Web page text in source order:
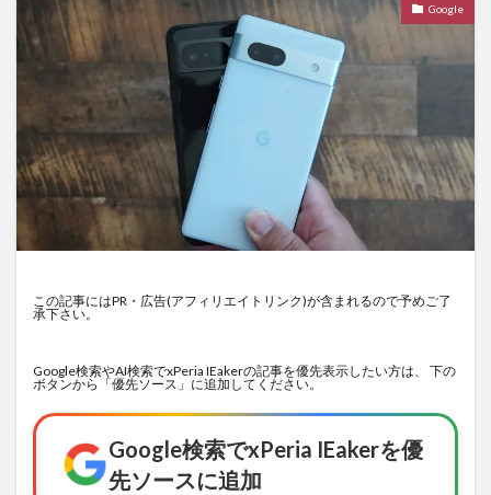
Google
この記事にはPR・広告(アフィリエイトリンク)が含まれるので予めご了
承下さい。
Google検索やAI検索でxPeria IEakerの記事を優先表示したい方は、 下の
ボタンから「優先ソース」に追加してください。
Google検索でxPeria IEakerを優
先ソースに追加